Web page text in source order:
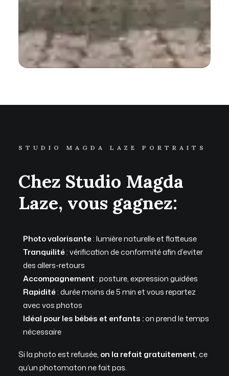
STUDIO MAGDA LAZE PORTRAITS
Chez Studio Magda
Laze, vous gagnez:
Photo valorisante: lumière naturelle et flatteuse
Tranquilité: vérification de conformité afin d’eviter
des allers-retours
Accompagnement: posture, expression guidées
Rapidité: durée moins de 5 min et vous repartez
avec vos photos
Idéal pour les bébés et enfants :on prend le temps
nécessaire
Si la photo est refusée, on la refait gratuitement, ce
qu’un photomaton ne fait pas.